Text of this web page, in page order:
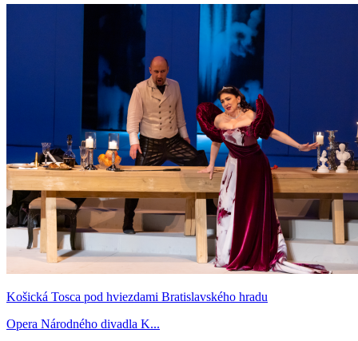
Košická Tosca pod hviezdami Bratislavského hradu
Opera Národného divadla K...